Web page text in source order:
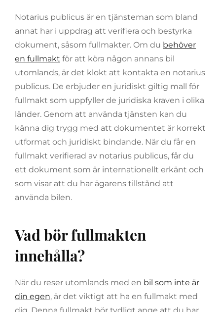
Notarius publicus är en tjänsteman som bland
annat har i uppdrag att verifiera och bestyrka
dokument, såsom fullmakter. Om du behöver
en fullmakt för att köra någon annans bil
utomlands, är det klokt att kontakta en notarius
publicus. De erbjuder en juridiskt giltig mall för
fullmakt som uppfyller de juridiska kraven i olika
länder. Genom att använda tjänsten kan du
känna dig trygg med att dokumentet är korrekt
utformat och juridiskt bindande. När du får en
fullmakt verifierad av notarius publicus, får du
ett dokument som är internationellt erkänt och
som visar att du har ägarens tillstånd att
använda bilen.
Vad bör fullmakten
innehålla?
När du reser utomlands med en bil som inte är
din egen, är det viktigt att ha en fullmakt med